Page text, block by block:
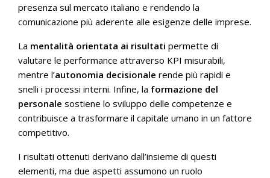
presenza sul mercato italiano e rendendo la
comunicazione più aderente alle esigenze delle imprese.
La mentalità orientata ai risultati permette di
valutare le performance attraverso KPI misurabili,
mentre l’autonomia decisionale rende più rapidi e
snelli i processi interni. Infine, la formazione del
personale sostiene lo sviluppo delle competenze e
contribuisce a trasformare il capitale umano in un fattore
competitivo.
I risultati ottenuti derivano dall’insieme di questi
elementi, ma due aspetti assumono un ruolo